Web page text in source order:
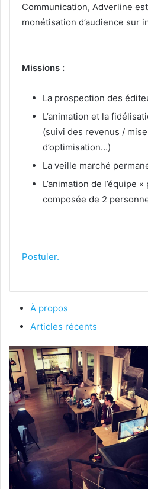
Communication, Adverline
monétisation d’audience sur
Missions :
La prospection des
L’animation et la
(suivi des revenus /
d’optimisation…)
La veille marché
L’animation de l’équipe
composée de 2
Postuler.
À propos
Articles récents